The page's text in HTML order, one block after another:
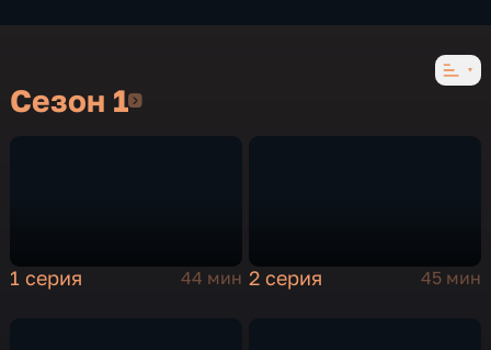
Сезон 1Сезон 1
1 серия 44 мин 2 серия 45 мин